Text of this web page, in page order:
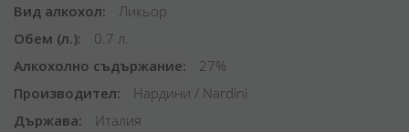
Вид алкохол
Ликьор
Обем (л.)
0.7 л.
Алкохолно съдържание
27%
Производител
Нардини / Nardini
Държава
Италия